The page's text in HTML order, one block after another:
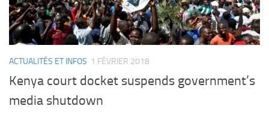
ACTUALITÉS ET INFOS 1 FÉVRIER 2018
Kenya court docket suspends government’s
media shutdown